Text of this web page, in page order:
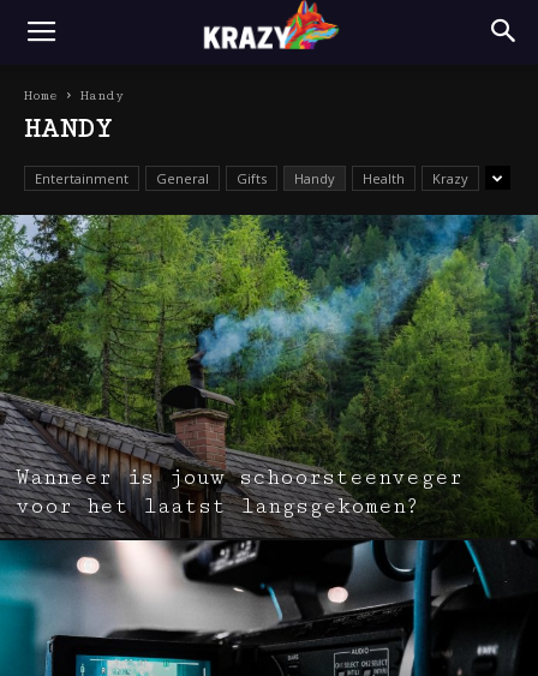
Home Handy
HANDY
Entertainment General Gifts Handy Health Krazy
Wanneer is jouw schoorsteenveger
voor het laatst langsgekomen?